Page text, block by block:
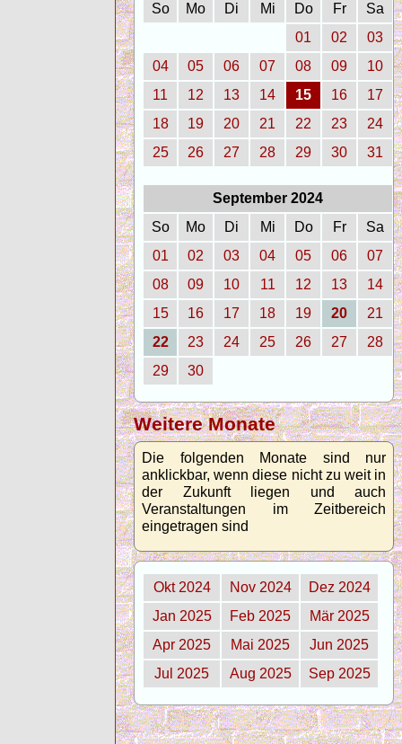
So
Mo Di Mi Do Fr
Sa
01
02
03
04
05 06 07 08 09
10
11
12 13 14 15 16
17
18
19 20 21 22 23
24
25
26 27 28 29 30 31
September 2024
So
Mo Di Mi Do Fr
Sa
01
02 03 04 05 06
07
08
09 10 11 12 13
14
15
16 17 18 19 20
21
22
23 24 25 26 27
28
29
30
Weitere Monate
Die folgenden Monate sind nur
anklickbar, wenn diese nicht zu weit in
der Zukunft liegen und auch
Veranstaltungen im Zeitbereich
eingetragen sind
Okt 2024 Nov 2024
Dez 2024
Jan 2025
Feb 2025
Mär 2025
Apr 2025
Mai 2025
Jun 2025
Jul 2025
Aug 2025 Sep 2025